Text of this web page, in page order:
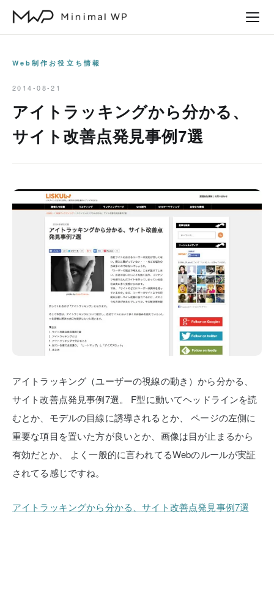
Web制作お役立ち情報
2014-08-21
アイトラッキングから分かる、
サイト改善点発見事例7選
アイトラッキング（ユーザーの視線の動き）から分かる、
サイト改善点発見事例7選。
F型に動いてヘッドラインを読
むとか、モデルの目線に誘導されるとか、
ページの左側に
重要な項目を置いた方が良いとか、画像は目が止まるから
有効だとか、
よく一般的に言われてるWebのルールが実証
されてる感じですね。
アイトラッキングから分かる、サイト改善点発見事例7選